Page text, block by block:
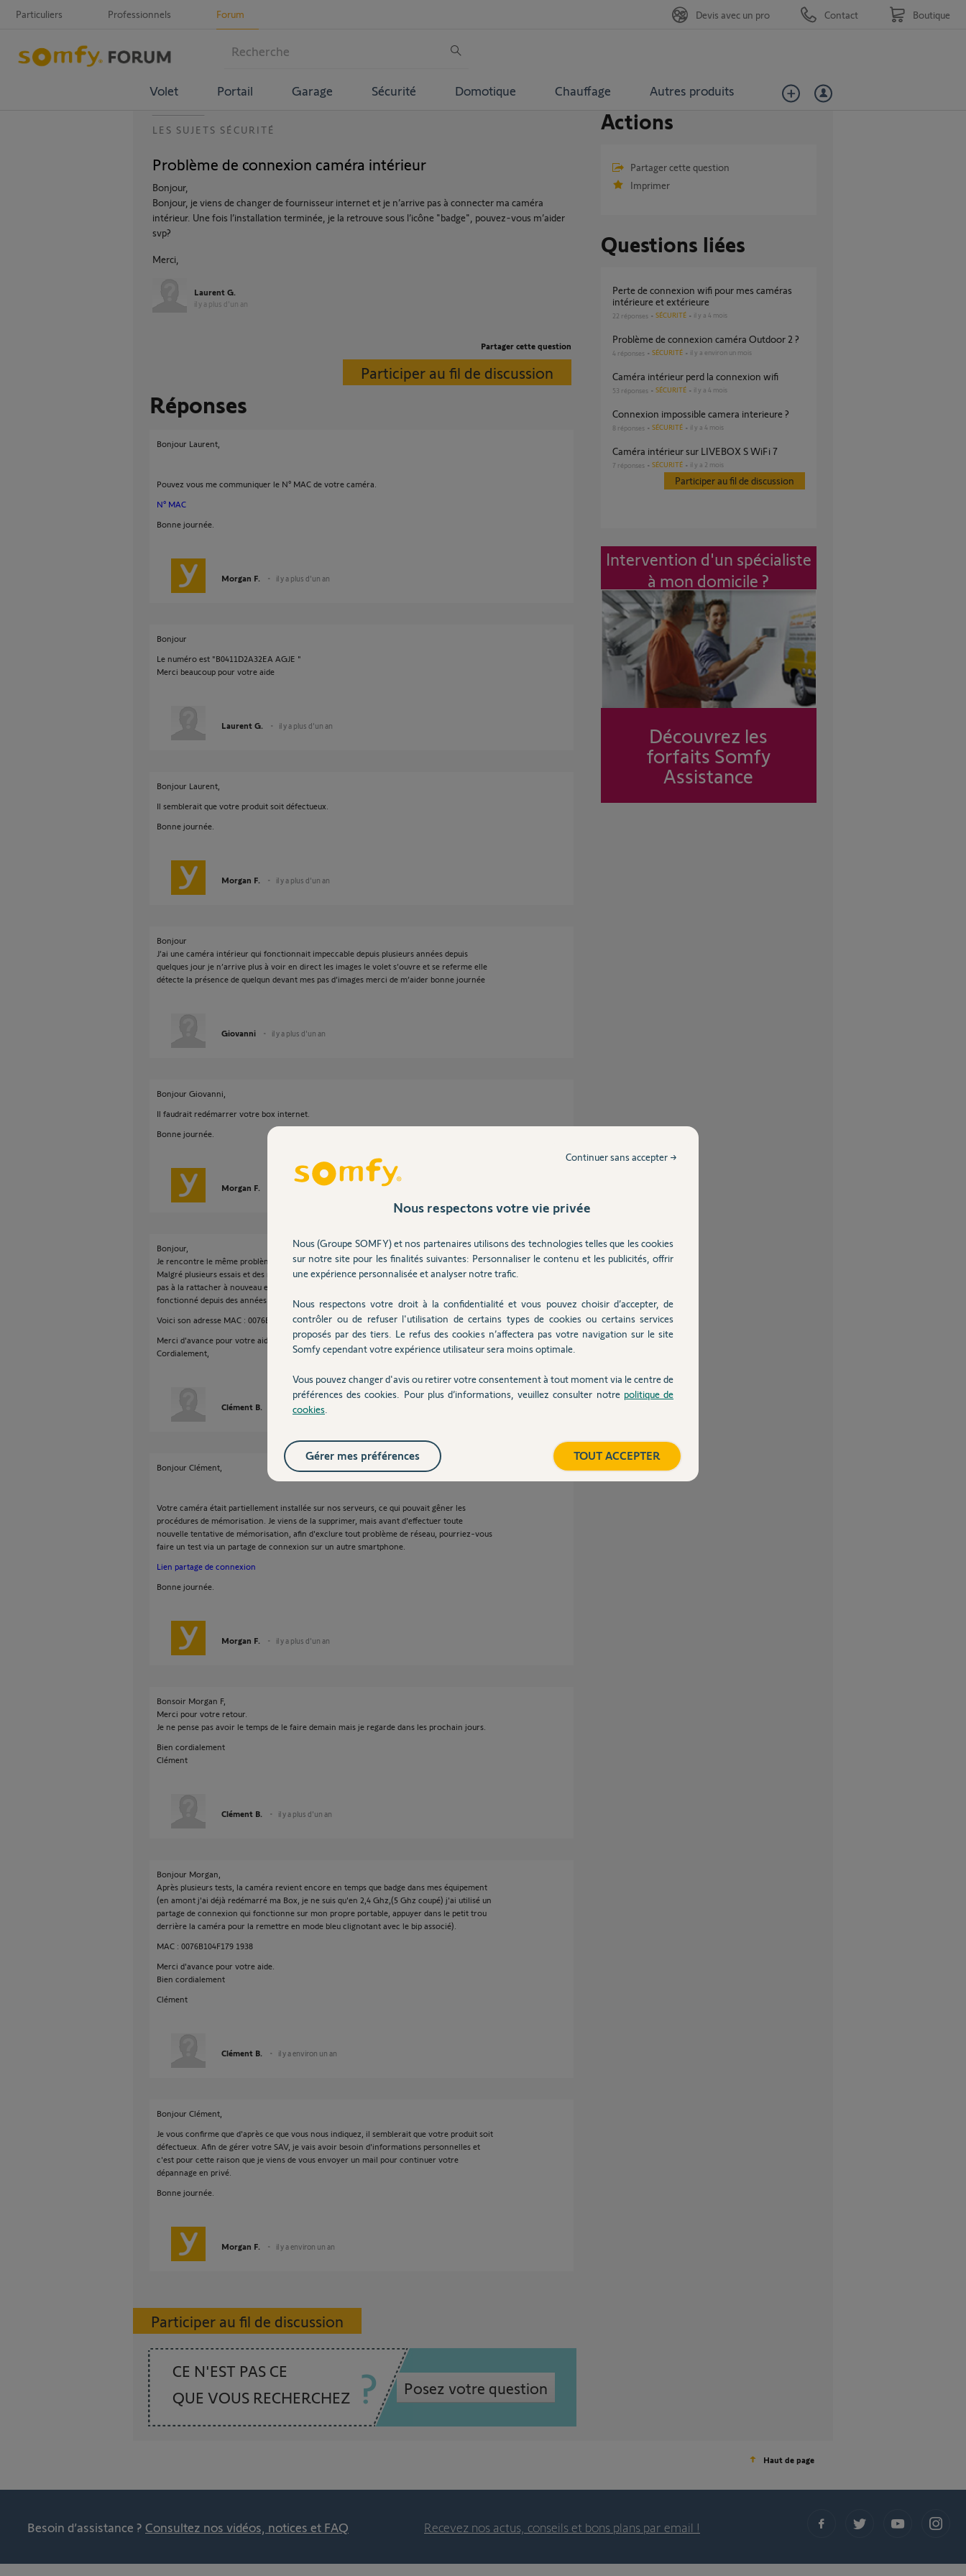
Particuliers Professionnels Forum
Volet Portail Garage Sécurité Domotique Chauffage Autres produits
Devis avec un pro Contact Boutique
LES SUJETS SÉCURITÉ
Problème de connexion caméra intérieur
Bonjour,
Bonjour, je viens de changer de fournisseur internet et je n’arrive pas à connecter ma caméra
intérieur. Une fois l’installation terminée, je la retrouve sous l’icône "badge", pouvez-vous m’aider
svp?
Merci,
Laurent G.
il y a plus d'un an
Partager cette question
Participer au fil de discussion
Réponses
Bonjour Laurent,
Pouvez vous me communiquer le N° MAC de votre caméra.
N° MAC
Bonne journée.
Morgan F. il y a plus d'un an
Bonjour
Le numéro est "B0411D2A32EA AGJE "
Merci beaucoup pour votre aide
Laurent G. il y a plus d'un an
Bonjour Laurent,
Il semblerait que votre produit soit défectueux.
Bonne journée.
Morgan F. il y a plus d'un an
Bonjour
J’ai une caméra intérieur qui fonctionnait impeccable depuis plusieurs années depuis
quelques jour je n’arrive plus à voir en direct les images le volet s’ouvre et se referme elle
détecte la présence de quelqun devant mes pas d’images merci de m’aider bonne journée
Giovanni il y a plus d'un an
Bonjour Giovanni,
Il faudrait redémarrer votre box internet.
Bonne journée.
Morgan F. il y a plus d'un an
Bonjour,
Je rencontre le même problème avec ma caméra qui est intégrée en tant que badge.
Malgré plusieurs essais et des redémarrages de ma box (wifi 2,4 Ghz) rien a faire je n'arrive
pas à la rattacher à nouveau en tant que vraie caméra intérieure. Elle avait pourtant bien
fonctionné depuis des années.
Voici son adresse MAC : 0076B104F179 1938
Merci d'avance pour votre aide
Cordialement,
Clément B. il y a plus d'un an
Bonjour Clément,
Votre caméra était partiellement installée sur nos serveurs, ce qui pouvait gêner les
procédures de mémorisation. Je viens de la supprimer, mais avant d'effectuer toute
nouvelle tentative de mémorisation, afin d'exclure tout problème de réseau, pourriez-vous
faire un test via un partage de connexion sur un autre smartphone.
Lien partage de connexion
Bonne journée.
Morgan F. il y a plus d'un an
Bonsoir Morgan F,
Merci pour votre retour.
Je ne pense pas avoir le temps de le faire demain mais je regarde dans les prochain jours.
Bien cordialement
Clément
Clément B. il y a plus d'un an
Bonjour Morgan,
Après plusieurs tests, la caméra revient encore en temps que badge dans mes équipement
(en amont j'ai déjà redémarré ma Box, je ne suis qu'en 2,4 Ghz,(5 Ghz coupé) j'ai utilisé un
partage de connexion qui fonctionne sur mon propre portable, appuyer dans le petit trou
derrière la caméra pour la remettre en mode bleu clignotant avec le bip associé).
MAC : 0076B104F179 1938
Merci d'avance pour votre aide.
Bien cordialement
Clément
Clément B. il y a environ un an
Bonjour Clément,
Je vous confirme que d'après ce que vous nous indiquez, il semblerait que votre produit soit
défectueux. Afin de gérer votre SAV, je vais avoir besoin d'informations personnelles et
c'est pour cette raison que je viens de vous envoyer un mail pour continuer votre
dépannage en privé.
Bonne journée.
Morgan F. il y a environ un an
Participer au fil de discussion
CE N'EST PAS CE
QUE VOUS RECHERCHEZ
Posez votre question
Actions
Partager cette question
Imprimer
Questions liées
Perte de connexion wifi pour mes caméras
intérieure et extérieure
22 réponses SÉCURITÉ il y a 4 mois
Problème de connexion caméra Outdoor 2 ?
4 réponses SÉCURITÉ il y a environ un mois
Caméra intérieur perd la connexion wifi
53 réponses SÉCURITÉ il y a 4 mois
Connexion impossible camera interieure ?
8 réponses SÉCURITÉ il y a 4 mois
Caméra intérieur sur LIVEBOX S WiFi 7
7 réponses SÉCURITÉ il y a 2 mois
Participer au fil de discussion
Intervention d'un spécialiste
à mon domicile ?
Découvrez les
forfaits Somfy
Assistance
Haut de page
Besoin d’assistance ? Consultez nos vidéos, notices et FAQ Recevez nos actus, conseils et bons plans par email !
Nous respectons votre vie privée
Nous (Groupe SOMFY) et nos partenaires utilisons des technologies telles que les cookies
sur notre site pour les finalités suivantes: Personnaliser le contenu et les publicités, offrir
une expérience personnalisée et analyser notre trafic.
Nous respectons votre droit à la confidentialité et vous pouvez choisir d’accepter, de
contrôler ou de refuser l'utilisation de certains types de cookies ou certains services
proposés par des tiers. Le refus des cookies n’affectera pas votre navigation sur le site
Somfy cependant votre expérience utilisateur sera moins optimale.
Vous pouvez changer d'avis ou retirer votre consentement à tout moment via le centre de
préférences des cookies. Pour plus d’informations, veuillez consulter notre politique de
cookies
Continuer sans accepter →
TOUT ACCEPTER
Gérer mes préférences